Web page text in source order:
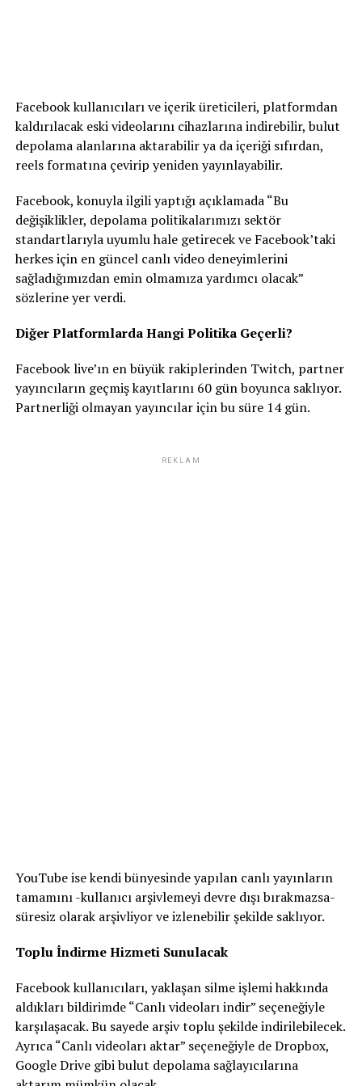
Facebook kullanıcıları ve içerik üreticileri, platformdan
kaldırılacak eski videolarını cihazlarına indirebilir, bulut
depolama alanlarına aktarabilir ya da içeriği sıfırdan,
reels formatına çevirip yeniden yayınlayabilir.
Facebook, konuyla ilgili yaptığı açıklamada “Bu
değişiklikler, depolama politikalarımızı sektör
standartlarıyla uyumlu hale getirecek ve Facebook’taki
herkes için en güncel canlı video deneyimlerini
sağladığımızdan emin olmamıza yardımcı olacak”
sözlerine yer verdi.
Diğer Platformlarda Hangi Politika Geçerli?
Facebook live’ın en büyük rakiplerinden Twitch, partner
yayıncıların geçmiş kayıtlarını 60 gün boyunca saklıyor.
Partnerliği olmayan yayıncılar için bu süre 14 gün.
REKLAM
YouTube ise kendi bünyesinde yapılan canlı yayınların
tamamını -kullanıcı arşivlemeyi devre dışı bırakmazsa-
süresiz olarak arşivliyor ve izlenebilir şekilde saklıyor.
Toplu İndirme Hizmeti Sunulacak
Facebook kullanıcıları, yaklaşan silme işlemi hakkında
aldıkları bildirimde “Canlı videoları indir” seçeneğiyle
karşılaşacak. Bu sayede arşiv toplu şekilde indirilebilecek.
Ayrıca “Canlı videoları aktar” seçeneğiyle de Dropbox,
Google Drive gibi bulut depolama sağlayıcılarına